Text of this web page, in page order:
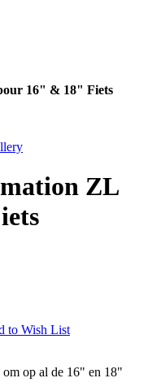
16" & 18" Fiets
ZL
to Wish List
op al de 16" en 18"